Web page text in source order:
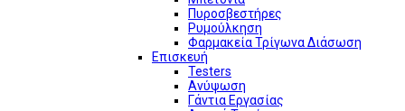
Πυροσβεστήρες
Ρυμούλκηση
Φαρμακεία Τρίγωνα Διάσωση
Επισκευή
Testers
Ανύψωση
Γάντια Εργασίας